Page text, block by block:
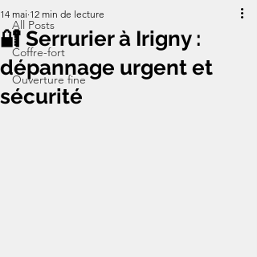
All Posts
Coffre-fort
Ouverture fine
🔐 Serrurier à Irigny :
dépannage urgent et
sécurité
14 mai 12 min de lecture